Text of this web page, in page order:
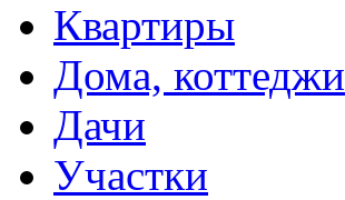
Квартиры
Дома, коттеджи
Дачи
Участки